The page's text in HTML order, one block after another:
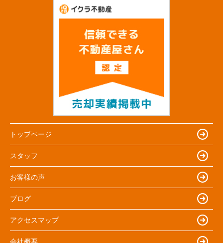
トップページ
スタッフ
お客様の声
ブログ
アクセスマップ
会社概要